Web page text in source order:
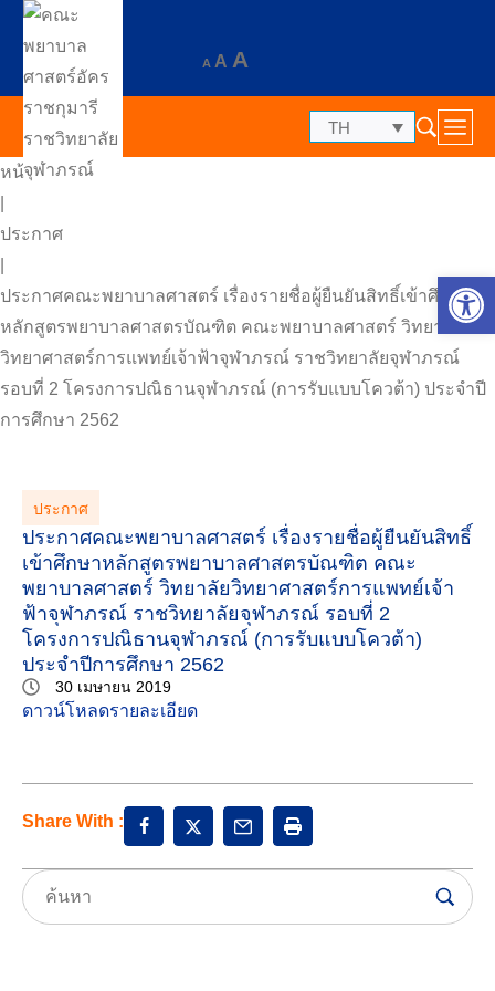
A A A
TH
หน้าแรก
ประกาศ
ประกาศคณะพยาบาลศาสตร์ เรื่องรายชื่อผู้ยืนยันสิทธิ์เข้าศึกษา
หลักสูตรพยาบาลศาสตรบัณฑิต คณะพยาบาลศาสตร์ วิทยาลัย
วิทยาศาสตร์การแพทย์เจ้าฟ้าจุฬาภรณ์ ราชวิทยาลัยจุฬาภรณ์
รอบที่ 2 โครงการปณิธานจุฬาภรณ์ (การรับแบบโควต้า) ประจำปี
การศึกษา 2562
ประกาศ
ประกาศคณะพยาบาลศาสตร์ เรื่องรายชื่อผู้ยืนยันสิทธิ์
เข้าศึกษาหลักสูตรพยาบาลศาสตรบัณฑิต คณะ
พยาบาลศาสตร์ วิทยาลัยวิทยาศาสตร์การแพทย์เจ้า
ฟ้าจุฬาภรณ์ ราชวิทยาลัยจุฬาภรณ์ รอบที่ 2
โครงการปณิธานจุฬาภรณ์ (การรับแบบโควต้า)
ประจำปีการศึกษา 2562
30 เมษายน 2019
ดาวน์โหลดรายละเอียด
Share With :